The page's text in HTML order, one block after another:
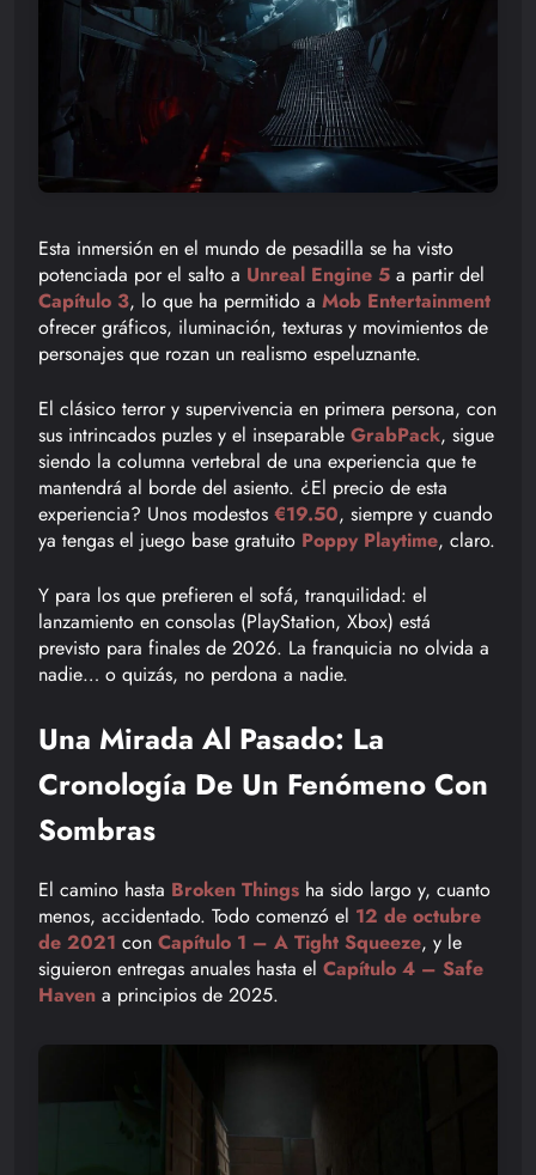
Esta inmersión en el mundo de pesadilla se ha visto
potenciada por el salto a Unreal Engine 5 a partir del
Capítulo 3, lo que ha permitido a Mob Entertainment
ofrecer gráficos, iluminación, texturas y movimientos de
personajes que rozan un realismo espeluznante.
El clásico terror y supervivencia en primera persona, con
sus intrincados puzles y el inseparable GrabPack, sigue
siendo la columna vertebral de una experiencia que te
mantendrá al borde del asiento. ¿El precio de esta
experiencia? Unos modestos €19.50, siempre y cuando
ya tengas el juego base gratuito Poppy Playtime, claro.
Y para los que prefieren el sofá, tranquilidad: el
lanzamiento en consolas (PlayStation, Xbox) está
previsto para finales de 2026. La franquicia no olvida a
nadie… o quizás, no perdona a nadie.
Una Mirada Al Pasado: La
Cronología De Un Fenómeno Con
Sombras
El camino hasta Broken Things ha sido largo y, cuanto
menos, accidentado. Todo comenzó el 12 de octubre
de 2021 con Capítulo 1 – A Tight Squeeze, y le
siguieron entregas anuales hasta el Capítulo 4 – Safe
Haven a principios de 2025.